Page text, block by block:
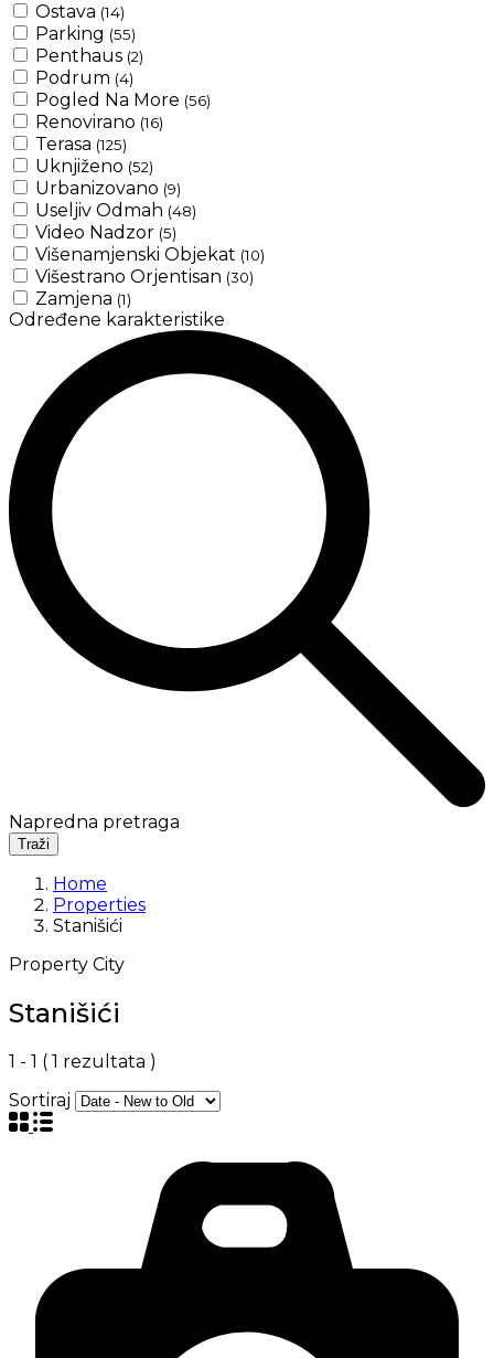
Ostava (14)
Parking (55)
Penthaus (2)
Podrum (4)
Pogled Na More (56)
Renovirano (16)
Terasa (125)
Uknjiženo (52)
Urbanizovano (9)
Useljiv Odmah (48)
Video Nadzor (5)
Višenamjenski Objekat (10)
Višestrano Orjentisan (30)
Zamjena (1)
Određene karakteristike
Napredna pretraga
Traži
Home
Properties
Stanišići
Property City
Stanišići
1 - 1 ( 1 rezultata )
Sortiraj